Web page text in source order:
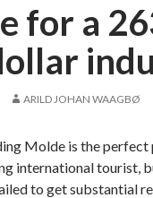
for a
ARILD JOHAN WAAGBØ
Molde is the
international tourist,
to get substantial